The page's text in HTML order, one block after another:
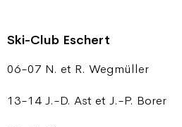
Ski-Club Eschert
06-07 N. et R. Wegmüller
13-14 J.-D. Ast et J.-P. Borer